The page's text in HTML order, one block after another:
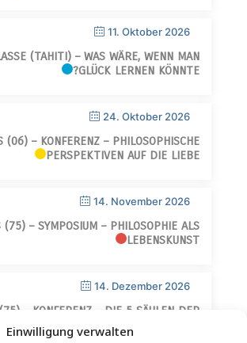
Einwilligung verwalten
11. Oktober 2026
(TAHITI) – WAS WÄRE, WENN MAN
GLÜCK LERNEN KÖNNTE?
24. Oktober 2026
(06) – KONFERENZ – PHILOSOPHISCHE
PERSPEKTIVEN AUF DIE LIEBE
14. November 2026
(75) – SYMPOSIUM – PHILOSOPHIE ALS
LEBENSKUNST
14. Dezember 2026
– KONFERENZ – DIE 5 SÄULEN DER